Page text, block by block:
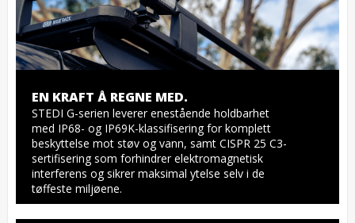
EN KRAFT Å REGNE MED.
STEDI G-serien leverer enestående holdbarhet
med IP68- og IP69K-klassifisering for komplett
beskyttelse mot støv og vann, samt CISPR 25 C3-
sertifisering som forhindrer elektromagnetisk
interferens og sikrer maksimal ytelse selv i de
tøffeste miljøene.